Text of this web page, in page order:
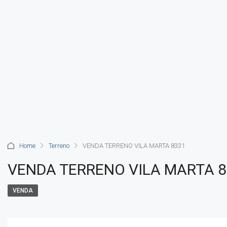
Home Terreno VENDA TERRENO VILA MARTA 8331
VENDA TERRENO VILA MARTA
VENDA